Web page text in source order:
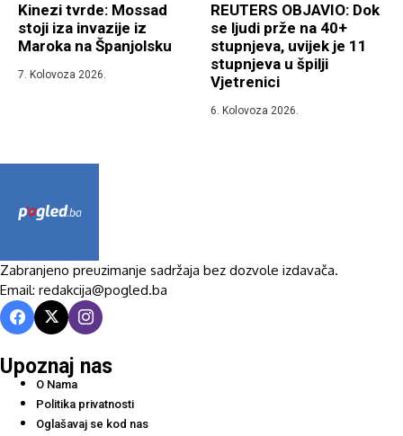
Kinezi tvrde: Mossad
stoji iza invazije iz
Maroka na Španjolsku
7. Kolovoza 2026.
REUTERS OBJAVIO: Dok
se ljudi prže na 40+
stupnjeva, uvijek je 11
stupnjeva u špilji
Vjetrenici
6. Kolovoza 2026.
Zabranjeno preuzimanje sadržaja bez dozvole izdavača.
Email: redakcija@pogled.ba
Upoznaj nas
O Nama
Politika privatnosti
Oglašavaj se kod nas